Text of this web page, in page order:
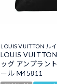
LOUIS VUITTON ル
LOUIS
ッグ アンプラン
ール M45811